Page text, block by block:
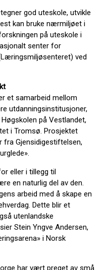
god uteskole, utvikle
kan bruke nærmiljøet i
på uteskole i
senter for
ved
et samarbeid mellom
utdanningsinstitusjoner,
på Vestlandet,
i Tromsø. Prosjektet
fra Gjensidigestiftelsen,
eller i tillegg til
en naturlig del av den.
arbeid med å skape en
Dette blir et
utenlandske
Stein Yngve Andersen,
i Norsk
har vært preget av små